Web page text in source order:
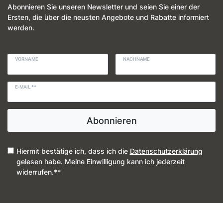
Abonnieren Sie unseren Newsletter und seien Sie einer der
Ersten, die über die neusten Angebote und Rabatte informiert
werden.
VORNAME NACHNAME
E-MAIL **
Abonnieren
Hiermit bestätige ich, dass ich die Daten­schutz­erklärung
gelesen habe. Meine Einwilligung kann ich jederzeit
widerrufen.**